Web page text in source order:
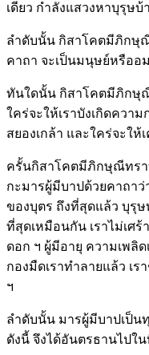
เดียว กำลังแสวงหาบุรุษ
ลำดับนั้น กิสาโคตมีภิกษุ
คาถา จะเป็นมนุษย์หรืออ
ทันใดนั้น กิสาโคตมีภิกษุ
ใคร่จะให้เราบังเกิดควา
สยองเกล้า และใคร่จะใ
ครั้นกิสาโคตมีภิกษุณีทรา
กะมารผู้มีบาปด้วยคาถาว่
ของบุตร ถึงที่สุดแล้ว บุรุ
ที่สุดเหมือนกัน เราไม่เศ
ดอก ฯ ผู้มีอายุ ความเพลิ
กองมืดเราทำลายแล้ว เ
ฯ
ลำดับนั้น มารผู้มีบาปเป็น
ดังนี้ จึงได้อันตรธานไปใน